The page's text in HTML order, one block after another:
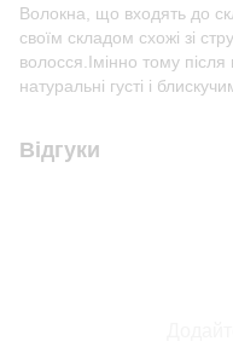
Волокна, що входять до
своїм складом схожі зі
волосся.Імінно тому
натуральні густі і
Відгуки